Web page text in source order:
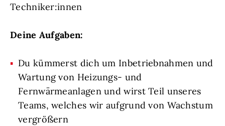
Techniker:innen
Deine Aufgaben:
Du kümmerst dich um Inbetriebnahmen und
Wartung von Heizungs- und
Fernwärmeanlagen und wirst Teil unseres
Teams, welches wir aufgrund von Wachstum
vergrößern